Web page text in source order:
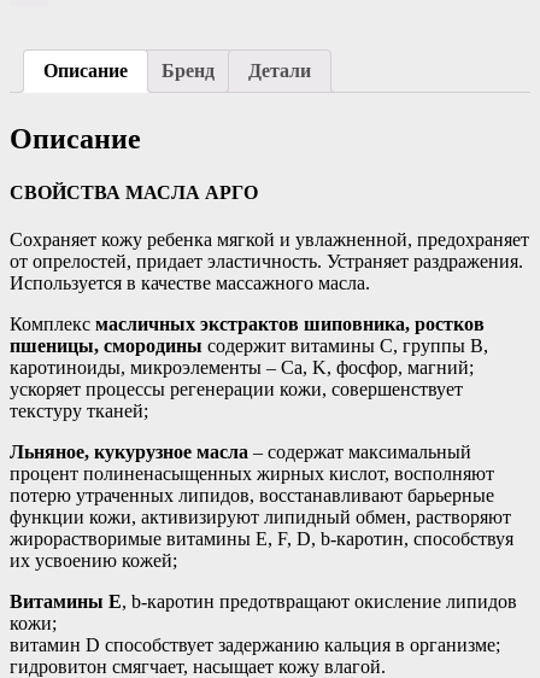
Описание Бренд Детали
Описание
СВОЙСТВА МАСЛА АРГО
Сохраняет кожу ребенка мягкой и увлажненной, предохраняет
от опрелостей, придает эластичность. Устраняет раздражения.
Используется в качестве массажного масла.
Комплекс масличных экстрактов шиповника, ростков
пшеницы, смородины содержит витамины С, группы В,
каротиноиды, микроэлементы – Ca, K, фосфор, магний;
ускоряет процессы регенерации кожи, совершенствует
текстуру тканей;
Льняное, кукурузное масла – содержат максимальный
процент полиненасыщенных жирных кислот, восполняют
потерю утраченных липидов, восстанавливают барьерные
функции кожи, активизируют липидный обмен, растворяют
жирорастворимые витамины E, F, D, b-каротин, способствуя
их усвоению кожей;
Витамины Е, b-каротин предотвращают окисление липидов
кожи;
витамин D способствует задержанию кальция в организме;
гидровитон смягчает, насыщает кожу влагой.